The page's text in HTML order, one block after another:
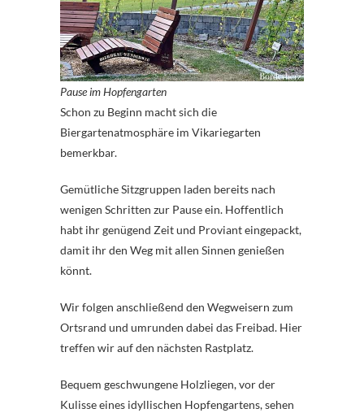
Pause im Hopfengarten
Schon zu Beginn macht sich die
Biergartenatmosphäre im Vikariegarten
bemerkbar.
Gemütliche Sitzgruppen laden bereits nach
wenigen Schritten zur Pause ein. Hoffentlich
habt ihr genügend Zeit und Proviant eingepackt,
damit ihr den Weg mit allen Sinnen genießen
könnt.
Wir folgen anschließend den Wegweisern zum
Ortsrand und umrunden dabei das Freibad. Hier
treffen wir auf den nächsten Rastplatz.
Bequem geschwungene Holzliegen, vor der
Kulisse eines idyllischen Hopfengartens, sehen